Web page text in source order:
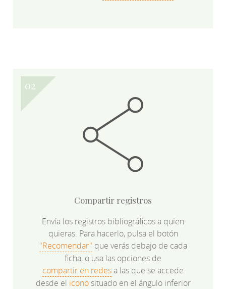
Compartir registros
Envía los registros bibliográficos a quien
quieras. Para hacerlo, pulsa el botón
"Recomendar" que verás debajo de cada
ficha, o usa las opciones de
compartir en redesa las que se accede
desde el iconosituado en el ángulo inferior